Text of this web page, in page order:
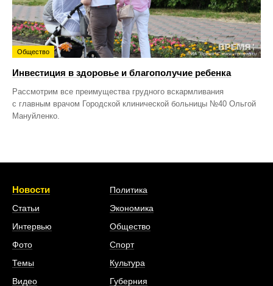
Общество
Инвестиция в здоровье и благополучие ребенка
Рассмотрим все преимущества грудного вскармливания
с главным врачом Городской клинической больницы №40 Ольгой
Мануйленко.
Новости
Статьи
Интервью
Фото
Темы
Видео
Политика
Экономика
Общество
Спорт
Культура
Губерния